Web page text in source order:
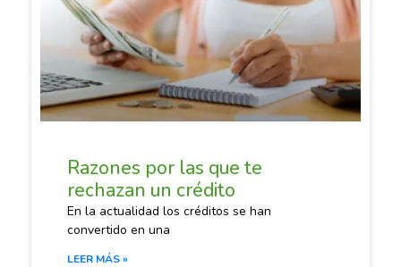
Razones por las que te
rechazan un crédito
En la actualidad los créditos se han
convertido en una
LEER MÁS »